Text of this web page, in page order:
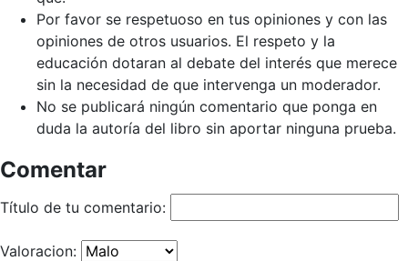
Por favor se respetuoso en tus opiniones y con las
opiniones de otros usuarios. El respeto y la
educación dotaran al debate del interés que merece
sin la necesidad de que intervenga un moderador.
No se publicará ningún comentario que ponga en
duda la autoría del libro sin aportar ninguna prueba.
Comentar
Título de tu comentario:
Valoracion: